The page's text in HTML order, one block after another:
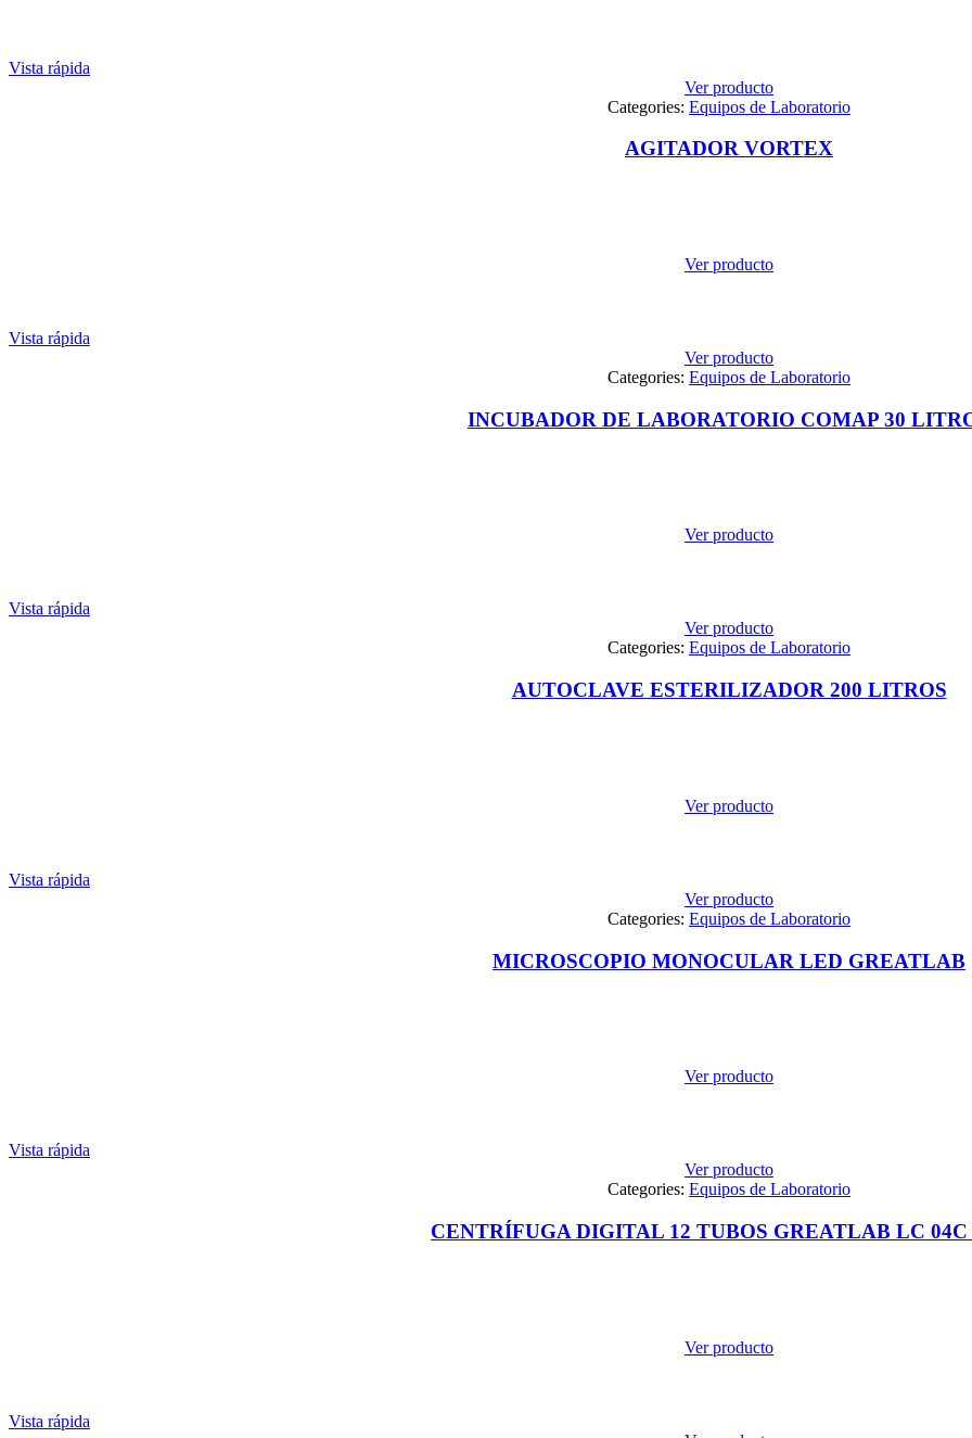
Vista rápida
Ver producto
Categories: Equipos de Laboratorio
AGITADOR VORTEX
Ver producto
Vista rápida
Ver producto
Categories: Equipos de Laboratorio
INCUBADOR DE LABORATORIO COMAP 30
Ver producto
Vista rápida
Ver producto
Categories: Equipos de Laboratorio
AUTOCLAVE ESTERILIZADOR 200 LITROS
Ver producto
Vista rápida
Ver producto
Categories: Equipos de Laboratorio
MICROSCOPIO MONOCULAR LED GREATLAB
Ver producto
Vista rápida
Ver producto
Categories: Equipos de Laboratorio
CENTRÍFUGA DIGITAL 12 TUBOS GREATLAB LC 04C
Ver producto
Vista rápida